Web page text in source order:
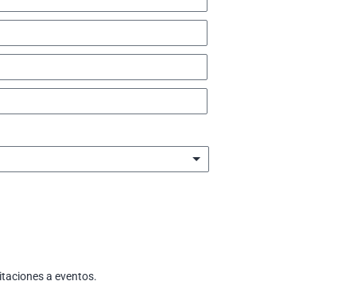
a eventos.